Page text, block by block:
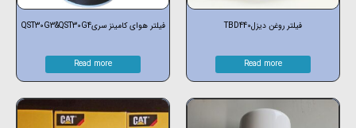
فیلتر روغن دیزلTBD440
Read more
فیلتر هوای کامینز سریQST30G3&QST30G4
Read more